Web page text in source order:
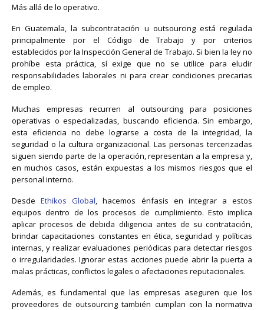
Más allá de lo operativo.
En Guatemala, la subcontratación u outsourcing está regulada
principalmente por el Código de Trabajo y por criterios
establecidos por la Inspección General de Trabajo. Si bien la ley no
prohíbe esta práctica, sí exige que no se utilice para eludir
responsabilidades laborales ni para crear condiciones precarias
de empleo.
Muchas empresas recurren al outsourcing para posiciones
operativas o especializadas, buscando eficiencia. Sin embargo,
esta eficiencia no debe lograrse a costa de la integridad, la
seguridad o la cultura organizacional. Las personas tercerizadas
siguen siendo parte de la operación, representan a la empresa y,
en muchos casos, están expuestas a los mismos riesgos que el
personal interno.
DesdeEthikos Global, hacemos énfasis en integrar a estos
equipos dentro de los procesos de cumplimiento. Esto implica
aplicar procesos de debida diligencia antes de su contratación,
brindar capacitaciones constantes en ética, seguridad y políticas
internas, y realizar evaluaciones periódicas para detectar riesgos
o irregularidades. Ignorar estas acciones puede abrir la puerta a
malas prácticas, conflictos legales o afectaciones reputacionales.
Además, es fundamental que las empresas aseguren que los
proveedores de outsourcing también cumplan con la normativa